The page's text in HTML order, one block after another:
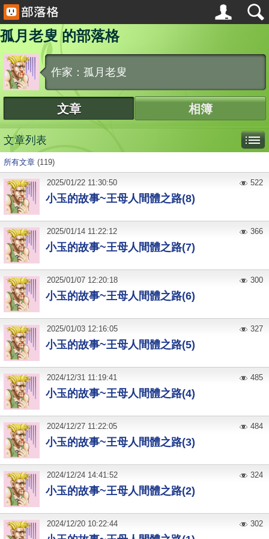
孤月老叟 的部落格
作家：孤月老叟
文章 相簿
文章列表
所有文章 (119)
小玉的故事~王母人間體之路(8)
2025/01/22 11:30:50 522
小玉的故事~王母人間體之路(7)
2025/01/14 11:22:12 366
小玉的故事~王母人間體之路(6)
2025/01/07 12:20:18 300
小玉的故事~王母人間體之路(5)
2025/01/03 12:16:05 327
小玉的故事~王母人間體之路(4)
2024/12/31 11:19:41 485
小玉的故事~王母人間體之路(3)
2024/12/27 11:22:05 484
小玉的故事~王母人間體之路(2)
2024/12/24 14:41:52 324
2024/12/20 10:22:44 302